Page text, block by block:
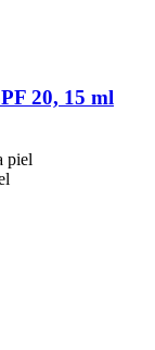
20, 15 ml
piel